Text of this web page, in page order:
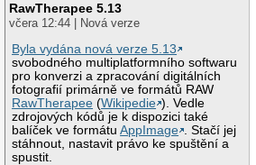
RawTherapee 5.13
včera 12:44 | Nová verze
Byla vydána nová verze 5.13
svobodného multiplatformního softwaru
pro konverzi a zpracování digitálních
fotografií primárně ve formátů RAW
RawTherapee (Wikipedie ). Vedle
zdrojových kódů je k dispozici také
balíček ve formátuAppImage
. Stačí jej
stáhnout, nastavit právo ke spuštění a
spustit.